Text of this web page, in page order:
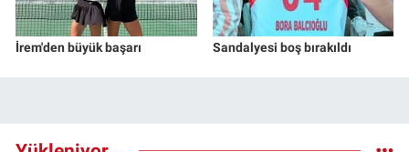
İrem'den büyük başarı Sandalyesi boş bırakıldı